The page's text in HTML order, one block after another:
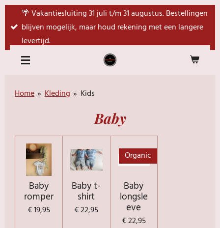
direct
de
hoofdinhoud
🌴 Vakantiesluiting 31 juli t/m 31 augustus. Bestellingen
blijven mogelijk, maar houd rekening met een langere
levertijd.
Home » Kleding » Kids
Baby
Baby
romper
€ 19,95
Baby t-
shirt
€ 22,95
Organic
Baby
longsle
eve
€ 22,95